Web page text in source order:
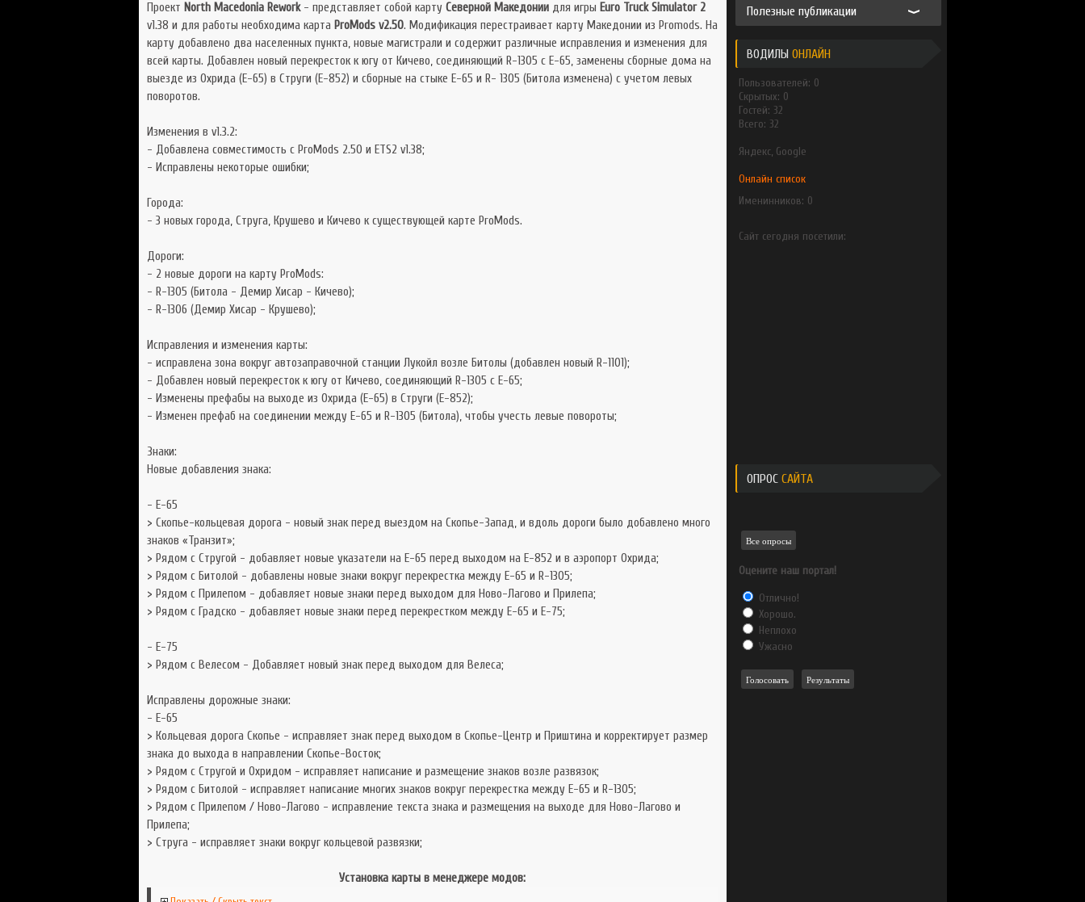
Проект North Macedonia Rework- представляет собой карту Северной Македониидля игры Euro Truck Simulator 2
v1.38 и для работы необходима карта ProMods v2.50. Модификация перестраивает карту Македонии из Promods. На
карту добавлено два населенных пункта, новые магистрали и содержит различные исправления и изменения для
всей карты. Добавлен новый перекресток к югу от Кичево, соединяющий R-1305 с E-65, заменены сборные дома на
выезде из Охрида (E-65) в Струги (E-852) и сборные на стыке E-65 и R- 1305 (Битола изменена) с учетом левых
поворотов.
Изменения в v1.3.2:
- Добавлена совместимость с ProMods 2.50 и ETS2 v1.38;
- Исправлены некоторые ошибки;
Города:
- 3 новых города, Струга, Крушево и Кичево к существующей карте ProMods.
Дороги:
- 2 новые дороги на карту ProMods:
- R-1305 (Битола - Демир Хисар - Кичево);
- R-1306 (Демир Хисар - Крушево);
Исправления и изменения карты:
- исправлена зона вокруг автозаправочной станции Лукойл возле Битолы (добавлен новый R-1101);
- Добавлен новый перекресток к югу от Кичево, соединяющий R-1305 с E-65;
- Изменены префабы на выходе из Охрида (Е-65) в Струги (Е-852);
- Изменен префаб на соединении между E-65 и R-1305 (Битола), чтобы учесть левые повороты;
Знаки:
Новые добавления знака:
- Е-65
> Скопье-кольцевая дорога - новый знак перед выездом на Скопье-Запад, и вдоль дороги было добавлено много
знаков «Транзит»;
> Рядом с Стругой - добавляет новые указатели на Е-65 перед выходом на Е-852 и в аэропорт Охрида;
> Рядом с Битолой - добавлены новые знаки вокруг перекрестка между E-65 и R-1305;
> Рядом с Прилепом - добавляет новые знаки перед выходом для Ново-Лагово и Прилепа;
> Рядом с Градско - добавляет новые знаки перед перекрестком между Е-65 и Е-75;
- Е-75
> Рядом с Велесом - Добавляет новый знак перед выходом для Велеса;
Исправлены дорожные знаки:
- Е-65
> Кольцевая дорога Скопье - исправляет знак перед выходом в Скопье-Центр и Приштина и корректирует размер
знака до выхода в направлении Скопье-Восток;
> Рядом с Стругой и Охридом - исправляет написание и размещение знаков возле развязок;
> Рядом с Битолой - исправляет написание многих знаков вокруг перекрестка между E-65 и R-1305;
> Рядом с Прилепом / Ново-Лагово - исправление текста знака и размещения на выходе для Ново-Лагово и
Прилепа;
> Струга - исправляет знаки вокруг кольцевой развязки;
Установка карты в менеджере модов:
Полезные публикации
ВОДИЛЫ ОНЛАЙН
Пользователей: 0
Скрытых: 0
Гостей: 32
Всего: 32
Яндекс, Google
Онлайн список
Именинников: 0
Сайт сегодня посетили:
ОПРОС САЙТА
Все опросы
Оцените наш портал!
Отлично!
Хорошо.
Неплохо
Ужасно
Голосовать Результаты